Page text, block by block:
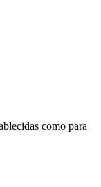
como para